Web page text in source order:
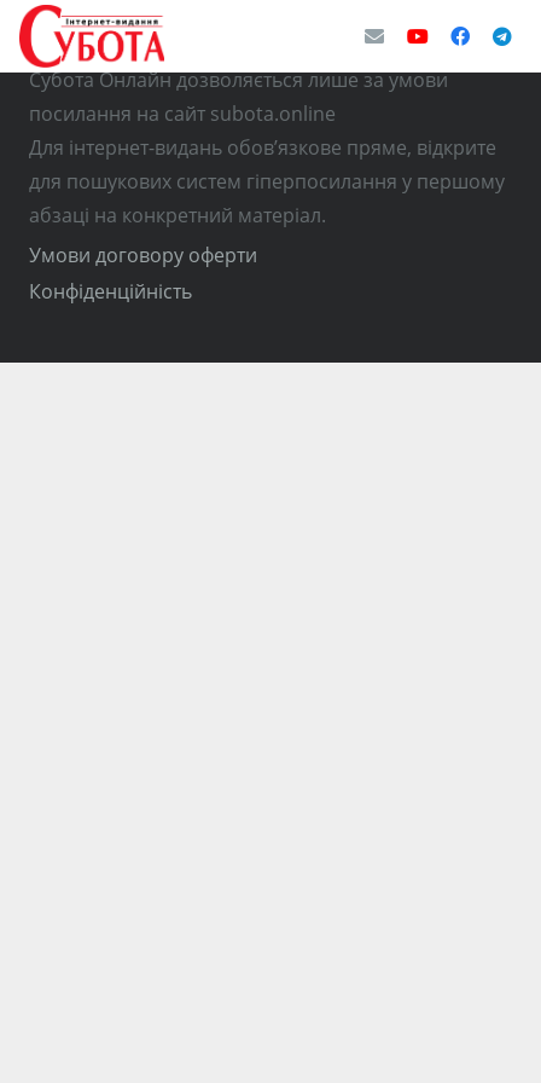
© Використання матеріалів з інтернет-видання
Субота Онлайн дозволяється лише за умови
посилання на сайт subota.online
Для інтернет-видань обов’язкове пряме, відкрите
для пошукових систем гіперпосилання у першому
абзаці на конкретний матеріал.
Умови договору оферти
Конфіденційність